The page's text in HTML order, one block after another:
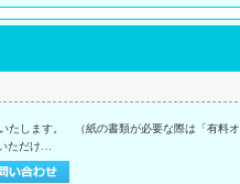
たします。 （紙の書類が必要な際は「有料オ
ただけ…